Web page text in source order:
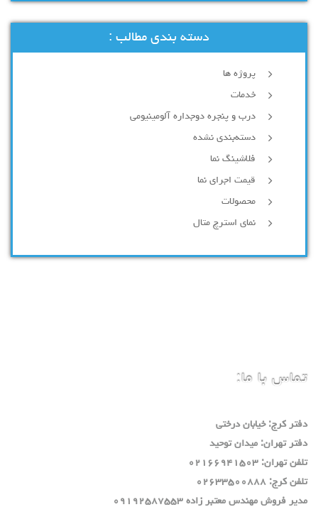
دسته بندی مطالب :
پروژه ها
خدمات
درب و پنجره دوجداره آلومینیومی
دسته‌بندی نشده
فلاشینگ نما
قیمت اجرای نما
محصولات
نمای استرچ متال
تماس با ما:
دفتر كرج: خيابان درختي
دفتر تهران: ميدان توحيد
تلفن تهران: ٠٢١٦٦٩٤١٥٠٣
تلفن كرج: ٠٢٦٣٣٥٠٠٨٨٨
مدير فروش مهندس معتبر زاده ٠٩١٩٢٥٨٧٥٥٣